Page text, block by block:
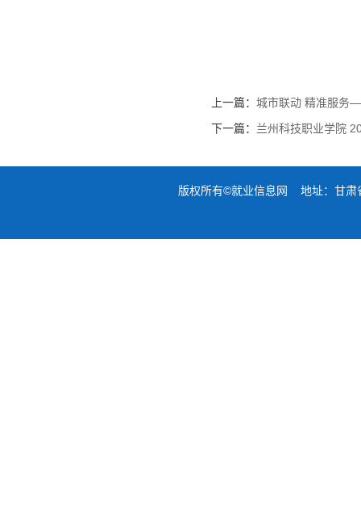
上一篇： 城市联动 精准服务
下一篇： 兰州科技职业学院
版权所有©就业信息网 地址：甘